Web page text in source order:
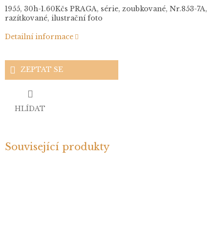
1955, 30h-1.60Kčs PRAGA, série, zoubkované, Nr.853-7A,
razítkované, ilustrační foto
Detailní informace
ZEPTAT SE
HLÍDAT
Související produkty